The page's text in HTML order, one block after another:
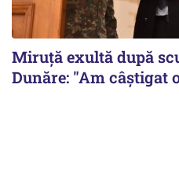
Miruță exultă după
Dunăre: "Am câștigat